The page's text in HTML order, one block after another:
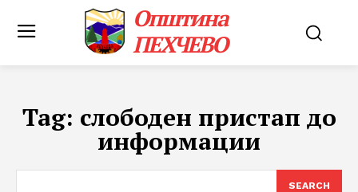
Општина
ПЕХЧЕВО
Tag: слободен пристап до
информации
SEARCH